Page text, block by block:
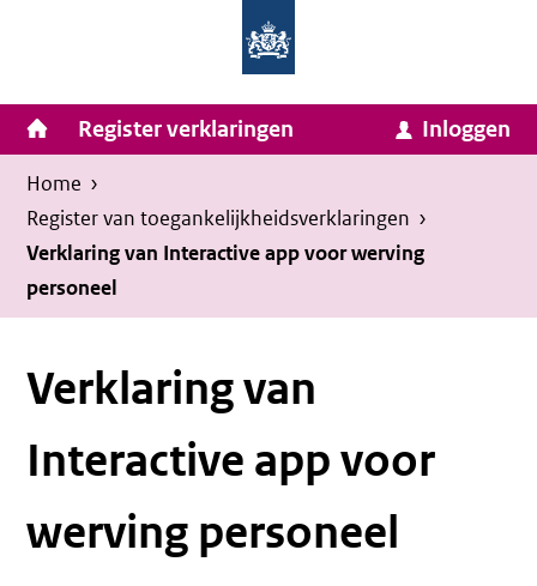
inhoud
van
Zaken
en
Homepage
van
Invulassistent
Toegankelijkheidsverklaring
Toegankelijkheidsverklaring
Hoofdnavigatie
Register verklaringen Inloggen
Kruimelpad
U
bevindt
zich
hier:
Home ›
Register van toegankelijkheids­verklaringen ›
Verklaring van Interactive app voor werving
personeel
Verklaring van
Interactive app voor
werving personeel